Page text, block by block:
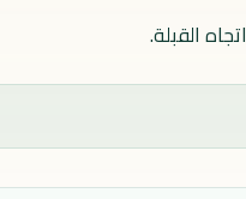
القبلة.